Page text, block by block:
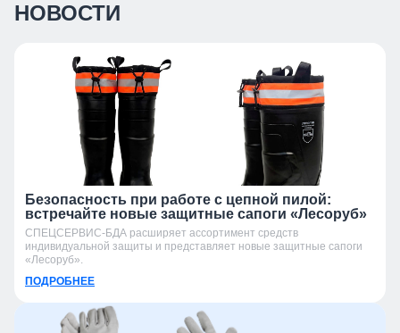
НОВОСТИ
Безопасность при работе с цепной пилой:
встречайте новые защитные сапоги «Лесоруб»
СПЕЦСЕРВИС-БДА расширяет ассортимент средств
индивидуальной защиты и представляет новые защитные сапоги
«Лесоруб».
ПОДРОБНЕЕ